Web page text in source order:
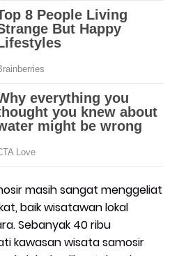
masih sangat menggeliat
baik wisatawan lokal
Sebanyak 40 ribu
kawasan wisata samosir